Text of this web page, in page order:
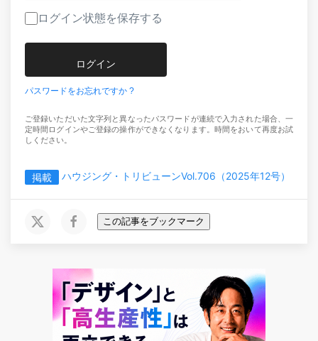
ログイン状態を保存する
パスワードをお忘れですか ?
ご登録いただいた文字列と異なったパスワードが連続で入力された場合、一
定時間ログインやご登録の操作ができなくなります。時間をおいて再度お試
しください。
掲載 ハウジング・トリビューンVol.706（2025年12号）
この記事をブックマーク